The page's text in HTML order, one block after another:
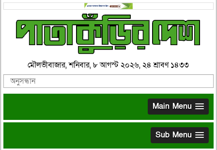
মৌলভীবাজার, শনিবার, ৮ আগস্ট ২০২৬, ২৪ শ্রাবণ ১৪৩৩
Main Menu
Sub Menu